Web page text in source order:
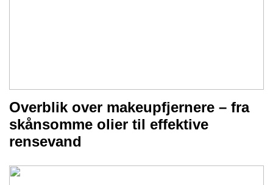
Overblik over makeupfjernere – fra
skånsomme olier til effektive
rensevand